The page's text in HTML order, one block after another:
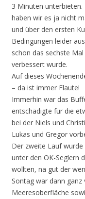
3 Minuten
haben wir es ja nicht
und über den ersten
Bedingungen leider
schon das sechste
verbessert wurde.
Auf dieses
– da ist immer Flaute!
Immerhin war das
entschädigte für die
bei der Niels und
Lukas und Gregor
Der zweite Lauf wurde
unter den OK-Seglern
wollten, na gut der
Sontag war dann
Meeresoberfläche